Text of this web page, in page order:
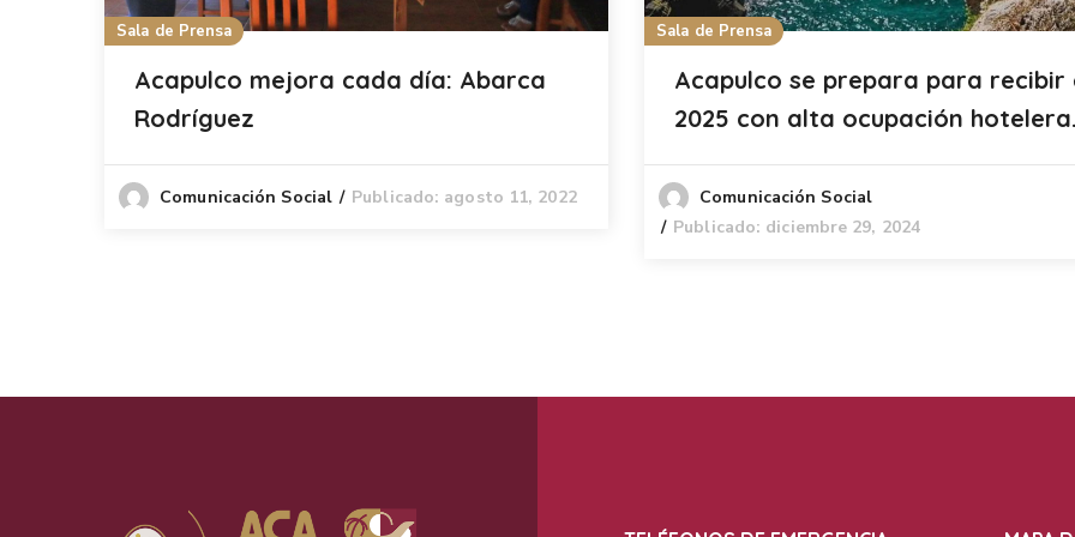
Sala de Prensa
Acapulco mejora cada día: Abarca
Rodríguez
Comunicación Social Publicado: agosto 11, 2022
Sala de Prensa
Acapulco se prepara para recibir
2025 con alta ocupación
Comunicación Social
Publicado: diciembre 29, 2024